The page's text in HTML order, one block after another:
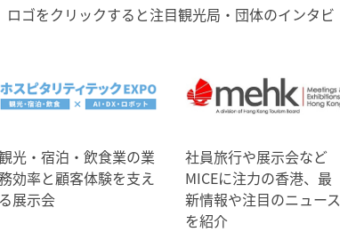
ゴをクリックすると注目観光局・団体のインタビ
光・宿泊・飲食業の業
効率と顧客体験を支え
る展示会
社員旅行や展示会など
MICEに注力の香港、最
新情報や注目のニュース
を紹介